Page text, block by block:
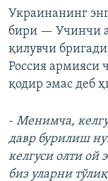
Украинанинг
бири — Учинчи
қилувчи
Россия армияси
қодир эмас деб
- Менимча,
давр бурилиш
келгуси олти ой
биз уларни